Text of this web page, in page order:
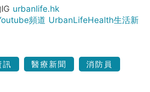
urbanlife.hk
頻道 UrbanLifeHealth生活新
訊 醫療新聞 消防員